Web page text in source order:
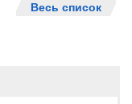
Весь список